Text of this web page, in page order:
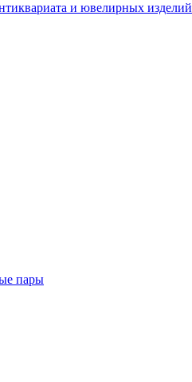
и ювелирных изделий
пары